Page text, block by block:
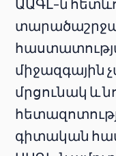
մրցունակ և
գիտական